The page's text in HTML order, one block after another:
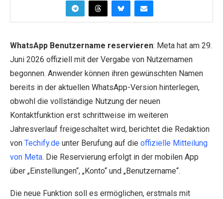
WhatsApp Benutzername reservieren: Meta hat am 29.
Juni 2026 offiziell mit der Vergabe von Nutzernamen
begonnen. Anwender können ihren gewünschten Namen
bereits in der aktuellen WhatsApp-Version hinterlegen,
obwohl die vollständige Nutzung der neuen
Kontaktfunktion erst schrittweise im weiteren
Jahresverlauf freigeschaltet wird, berichtet die Redaktion
von Techify.de unter Berufung auf die offizielle Mitteilung
von Meta. Die Reservierung erfolgt in der mobilen App
über „Einstellungen“, „Konto“ und „Benutzername“.
Die neue Funktion soll es ermöglichen, erstmals mit